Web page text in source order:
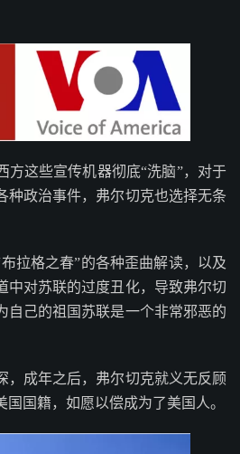
方这些宣传机器彻底“洗脑”，对于
种政治事件，弗尔切克也选择无条
拉格之春”的各种歪曲解读，以及
中对苏联的过度丑化，导致弗尔切
自己的祖国苏联是一个非常邪恶的
，成年之后，弗尔切克就义无反顾
国籍，如愿以偿成为了美国人。